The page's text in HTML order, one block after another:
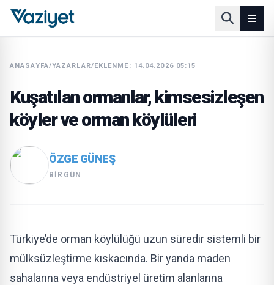
ANASAYFA/YAZARLAR/EKLENME: 14.04.2026 05:15
Kuşatılan ormanlar, kimsesizleşen
köyler ve orman köylüleri
ÖZGE GÜNEŞ
BIRGÜN
Türkiye’de orman köylülüğü uzun süredir sistemli bir
mülksüzleştirme kıskacında. Bir yanda maden
sahalarına veya endüstriyel üretim alanlarına